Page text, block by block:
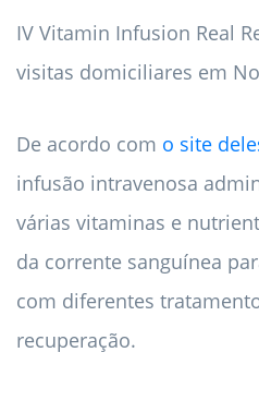
IV Vitamin Infusion Real
visitas domiciliares em
De acordo com o site
infusão intravenosa
várias vitaminas e
da corrente sanguínea
com diferentes
recuperação.